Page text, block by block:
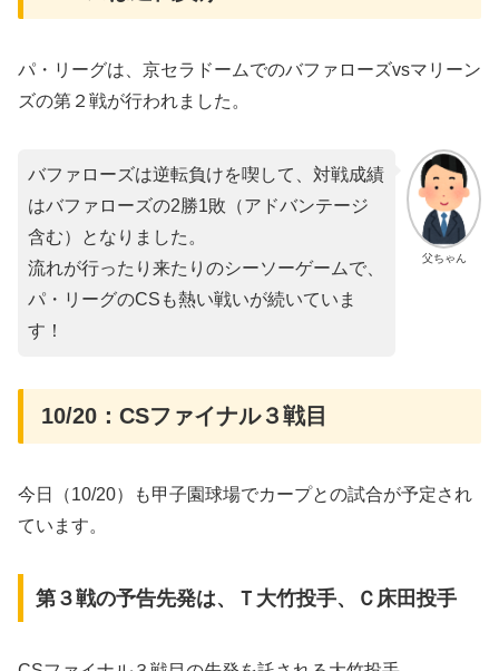
パ・リーグは、京セラドームでのバファローズvsマリーン
ズの第２戦が行われました。
父ちゃん
バファローズは逆転負けを喫して、対戦成績
はバファローズの2勝1敗（アドバンテージ
含む）となりました。
流れが行ったり来たりのシーソーゲームで、
パ・リーグのCSも熱い戦いが続いていま
す！
10/20：CSファイナル３戦目
今日（10/20）も甲子園球場でカープとの試合が予定され
ています。
第３戦の予告先発は、Ｔ大竹投手、Ｃ床田投手